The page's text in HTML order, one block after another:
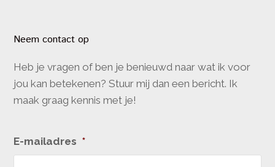
Neem contact op
Heb je vragen of ben je benieuwd naar wat ik voor
jou kan betekenen? Stuur mij dan een bericht. Ik
maak graag kennis met je!
E-mailadres *